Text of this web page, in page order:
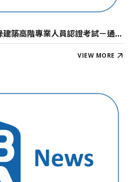
[通過名單] 2019智慧綠建築高階專業人員認證考試－通過人員名單公佈
VIEW MORE